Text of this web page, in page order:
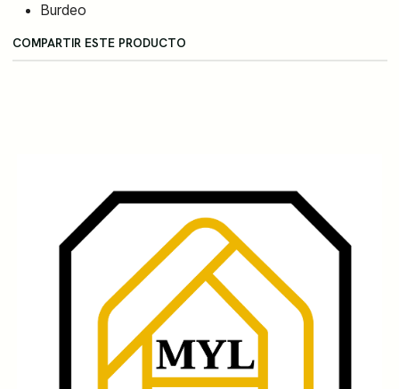
Burdeo
COMPARTIR ESTE PRODUCTO